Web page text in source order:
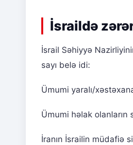
İsraildə
İsrail Səhiyyə
sayı belə idi:
Ümumi yaralı/
Ümumi həlak olanların
İranın İsrailin müdafiə